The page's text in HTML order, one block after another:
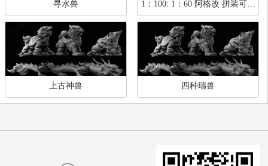
您可能感兴趣的模型
寻水兽 1：100: 1：60 阿格改 拼装